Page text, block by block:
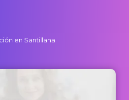
en Santillana